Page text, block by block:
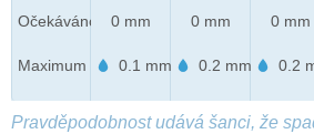
Očekáváno
Maximum
0 mm
0.1 mm
0 mm
0.2 mm
0 mm
0.2
Pravděpodobnost udává šanci, že